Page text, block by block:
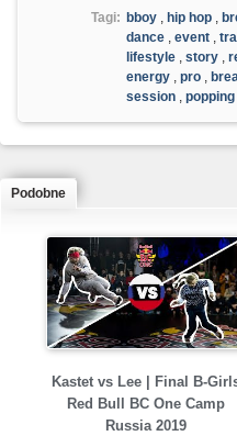
Tagi: bboy , hip hop ,
dance , event ,
lifestyle , story ,
energy , pro ,
session , popping
Podobne
Kastet vs Lee | Final B-
Red Bull BC One Camp
Russia 2019